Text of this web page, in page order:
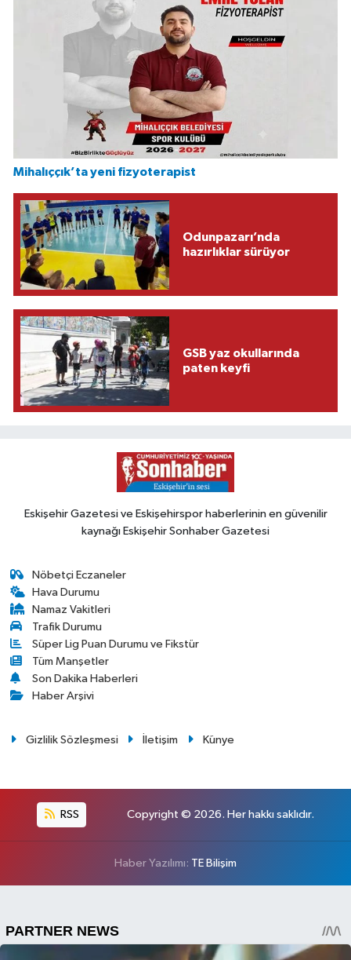
Mihalıççık’ta yeni fizyoterapist
Odunpazarı’nda
hazırlıklar sürüyor
GSB yaz okullarında
paten keyfi
Eskişehir Gazetesi ve Eskişehirspor haberlerinin en güvenilir
kaynağı Eskişehir Sonhaber Gazetesi
Nöbetçi Eczaneler
Hava Durumu
Namaz Vakitleri
Trafik Durumu
Süper Lig Puan Durumu ve Fikstür
Tüm Manşetler
Son Dakika Haberleri
Haber Arşivi
Gizlilik Sözleşmesi İletişim Künye
RSS Copyright © 2026. Her hakkı saklıdır.
Haber Yazılımı: TE Bilişim